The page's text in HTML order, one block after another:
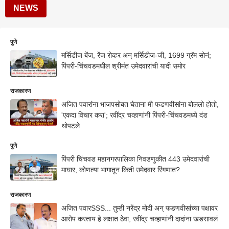
NEWS
पुणे
मर्सिडीज बेंज, रेंज रोव्हर अन् मर्सिडीज-जी, 1699 ग्रॅम सोनं;
पिंपरी-चिंचवडमधील श्रीमंत उमेदवारांची यादी समोर
राजकारण
अजित पवारांना भाजपसोबत घेताना मी फडणवीसांना बोललो होतो,
'एकदा विचार करा'; रवींद्र चव्हाणांनी पिंपरी-चिंचवडमध्ये दंड
थोपटले
पुणे
पिंपरी चिंचवड महानगरपालिका निवडणुकीत 443 उमेदवारांची
माघार, कोणत्या भागातून किती उमेदवार रिंगणात?
राजकारण
अजित पवारSSS... तुम्ही नरेंद्र मोदी अन् फडणवीसांच्या पक्षावर
आरोप करताय हे लक्षात ठेवा, रवींद्र चव्हाणांनी दादांना खडसावलं